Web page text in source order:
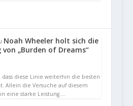
Noah Wheeler holt sich die
von „Burden of Dreams“
diese Linie weiterhin die besten
Allein die Versuche auf diesem
eine starke Leistung.…